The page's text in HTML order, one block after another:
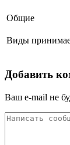
Общие
Виды
Добавить
Ваш e-mail не